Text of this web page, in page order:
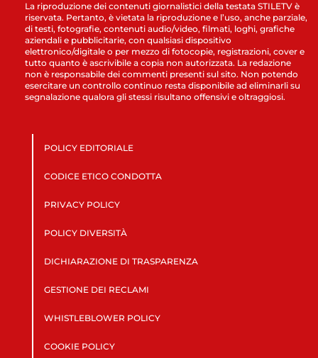
La riproduzione dei contenuti giornalistici della testata STILETV è
riservata. Pertanto, è vietata la riproduzione e l’uso, anche parziale,
di testi, fotografie, contenuti audio/video, filmati, loghi, grafiche
aziendali e pubblicitarie, con qualsiasi dispositivo
elettronico/digitale o per mezzo di fotocopie, registrazioni, cover e
tutto quanto è ascrivibile a copia non autorizzata. La redazione
non è responsabile dei commenti presenti sul sito. Non potendo
esercitare un controllo continuo resta disponibile ad eliminarli su
segnalazione qualora gli stessi risultano offensivi e oltraggiosi.
POLICY EDITORIALE
CODICE ETICO CONDOTTA
PRIVACY POLICY
POLICY DIVERSITÀ
DICHIARAZIONE DI TRASPARENZA
GESTIONE DEI RECLAMI
WHISTLEBLOWER POLICY
COOKIE POLICY